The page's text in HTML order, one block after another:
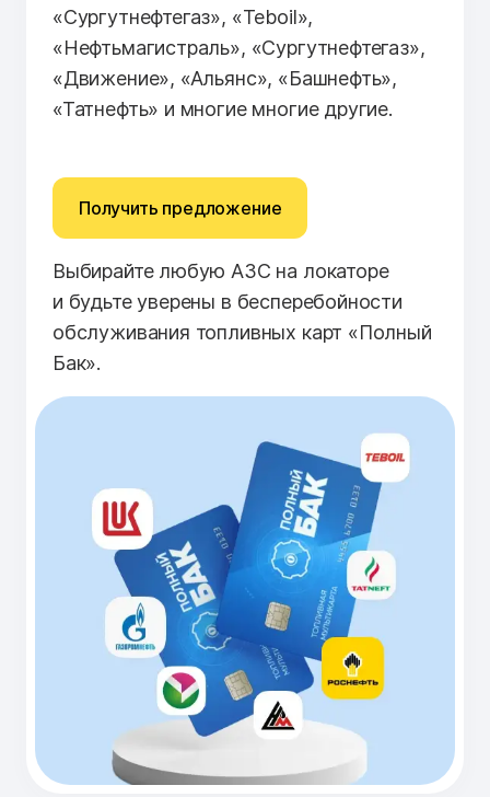
«Сургутнефтегаз», «Teboil»,
«Нефтьмагистраль», «Сургутнефтегаз»,
«Движение», «Альянс», «Башнефть»,
«Татнефть» и многие многие другие.
Получить предложение
Выбирайте любую АЗС на локаторе
и будьте уверены в бесперебойности
обслуживания топливных карт «Полный
Бак».